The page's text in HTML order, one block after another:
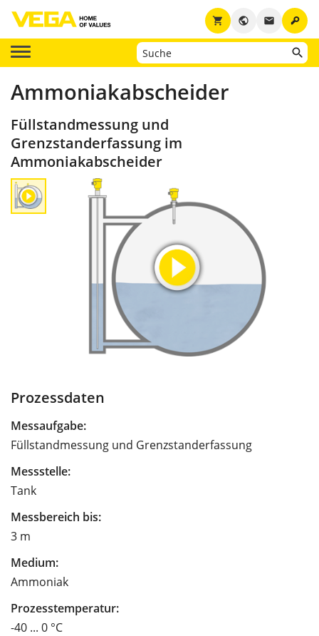
key
email
public
shopping_cart
Ammoniakabscheider
Füllstandmessung und
Grenzstanderfassung im
Ammoniakabscheider
Prozessdaten
Messaufgabe:
Füllstandmessung und Grenzstanderfassung
Messstelle:
Tank
Messbereich bis:
3 m
Medium:
Ammoniak
Prozesstemperatur:
-40 ... 0 °C